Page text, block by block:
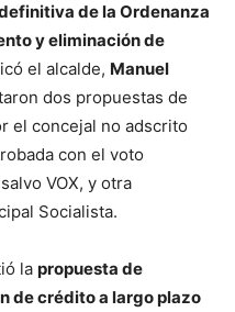
de la Ordenanza
y eliminación de
el alcalde, Manuel
dos propuestas de
el concejal no adscrito
con el voto
VOX, y otra
Socialista.
la propuesta de
de crédito a largo plazo